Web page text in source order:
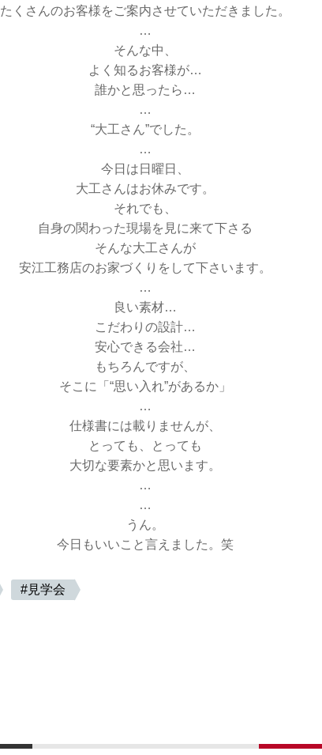
たくさんのお客様をご案内させていただきました。
…
そんな中、
よく知るお客様が…
誰かと思ったら…
…
“大工さん”でした。
…
今日は日曜日、
大工さんはお休みです。
それでも、
自身の関わった現場を見に来て下さる
そんな大工さんが
安江工務店のお家づくりをして下さいます。
…
良い素材…
こだわりの設計…
安心できる会社…
もちろんですが、
そこに「“思い入れ”があるか」
…
仕様書には載りませんが、
とっても、とっても
大切な要素かと思います。
…
…
うん。
今日もいいこと言えました。笑
見学会